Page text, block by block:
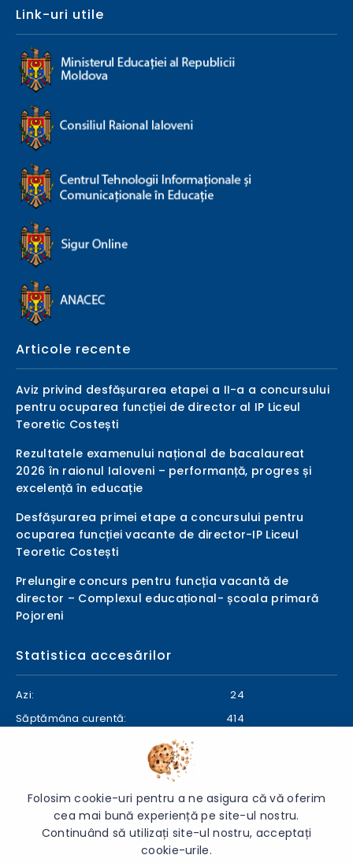
Link-uri utile
Articole recente
Aviz privind desfășurarea etapei a II-a a concursului
pentru ocuparea funcției de director al IP Liceul
Teoretic Costești
Rezultatele examenului național de bacalaureat
2026 în raionul Ialoveni – performanță, progres și
excelență în educație
Desfășurarea primei etape a concursului pentru
ocuparea funcției vacante de director-IP Liceul
Teoretic Costești
Prelungire concurs pentru funcția vacantă de
director – Complexul educațional- școala primară
Pojoreni
Statistica accesărilor
Azi:
24
Săptămâna curentă:
414
© 2026 Direcția Generală Educație Ialoveni - Toate drepturile
rezervate.
Folosim cookie-uri pentru a ne asigura că vă oferim
cea mai bună experiență pe site-ul nostru.
Continuând să utilizați site-ul nostru, acceptați
cookie-urile.